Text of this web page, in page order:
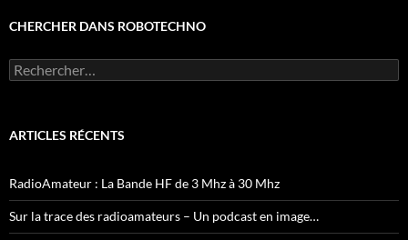
CHERCHER DANS ROBOTECHNO
Rechercher :
ARTICLES RÉCENTS
RadioAmateur : La Bande HF de 3 Mhz à 30 Mhz
Sur la trace des radioamateurs – Un podcast en image…